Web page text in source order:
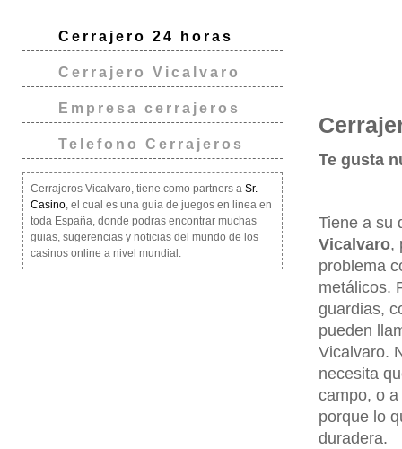
Cerrajero 24 horas
Cerrajero Vicalvaro
Empresa cerrajeros
Telefono Cerrajeros
Cerrajeros Vicalvaro, tiene como partners a Sr.
Casino, el cual es una guia de juegos en linea en
toda España, donde podras encontrar muchas
guias, sugerencias y noticias del mundo de los
casinos online a nivel mundial.
Te gusta
Tiene a su
Vicalvaro,
problema
metálicos.
guardias,
pueden
Vicalvaro.
necesita
campo, o
porque lo
duradera.